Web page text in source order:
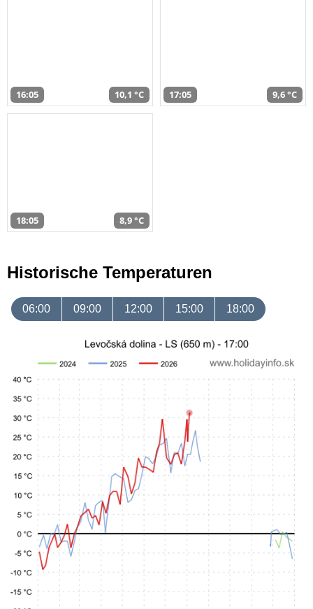
16:05 10,1 °C 17:05 9,6 °C
18:05 8,9 °C
Historische Temperaturen
06:00 09:00 12:00 15:00 18:00